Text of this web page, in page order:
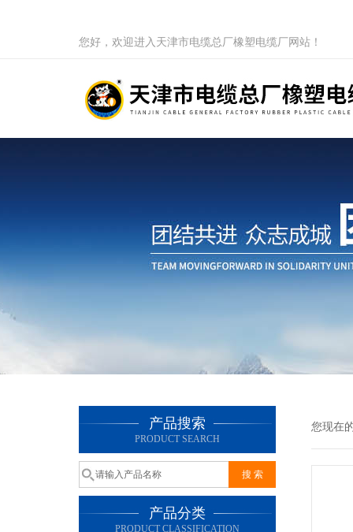
您好，欢迎进入天津市电缆总厂橡塑电缆厂网站！
产品搜索
PRODUCT SEARCH
产品分类
PRODUCT CLASSIFICATION
您现在